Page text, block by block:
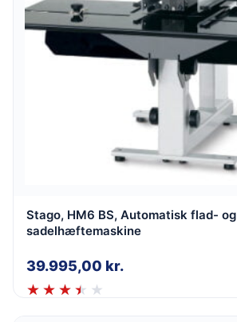
Stago, HM6 BS, Automatisk flad- og
sadelhæftemaskine
39.995,00 kr.